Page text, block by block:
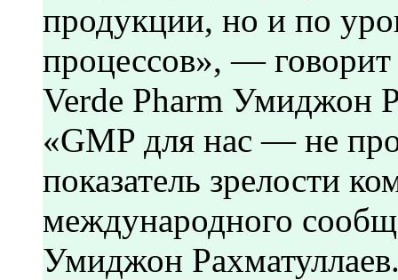
продукции, но и по
процессов», —
Verde Pharm Умиджон
«GMP для нас — не
показатель зрелости
международного
Умиджон